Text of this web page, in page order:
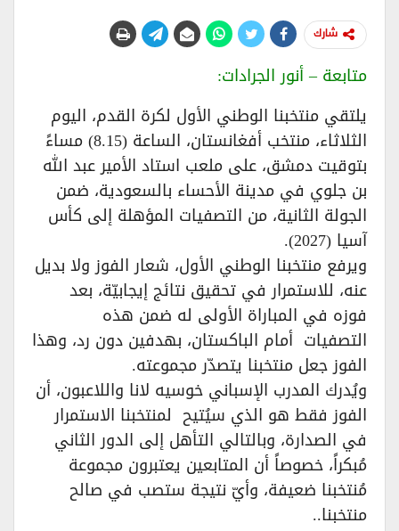
شارك
متابعة – أنور الجرادات:
يلتقي منتخبنا الوطني الأول لكرة القدم، اليوم
الثلاثاء، منتخب أفغانستان، الساعة (8.15) مساءً
بتوقيت دمشق، على ملعب استاد الأمير عبد الله
بن جلوي في مدينة الأحساء بالسعودية، ضمن
الجولة الثانية، من التصفيات المؤهلة إلى كأس
آسيا (2027).
ويرفع منتخبنا الوطني الأول، شعار الفوز ولا بديل
عنه، للاستمرار في تحقيق نتائج إيجابيّة، بعد
فوزه في المباراة الأولى له ضمن هذه
التصفيات أمام الباكستان، بهدفين دون رد، وهذا
الفوز جعل منتخبنا يتصدّر مجموعته.
ويُدرك المدرب الإسباني خوسيه لانا واللاعبون، أن
الفوز فقط هو الذي سيُتيح لمنتخبنا الاستمرار
في الصدارة، وبالتالي التأهل إلى الدور الثاني
مُبكراً، خصوصاً أن المتابعين يعتبرون مجموعة
مُنتخبنا ضعيفة، وأيّ نتيجة ستصب في صالح
منتخبنا..